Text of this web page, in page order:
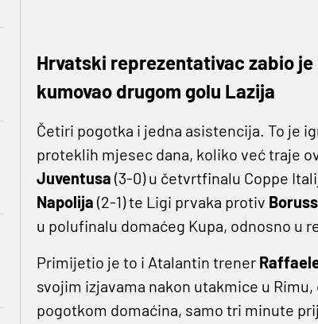
Hrvatski reprezentativac zabio
kumovao drugom golu Lazija
Četiri pogotka i jedna asistencija. To je
proteklih mjesec dana, koliko već traje
Juventusa (3-0) u četvrtfinalu Coppe
Napolija (2-1) te Ligi prvaka protiv
u polufinalu domaćeg Kupa, odnosno u
Primijetio je to i Atalantin trener
svojim izjavama nakon utakmice u
pogotkom domaćina, samo tri minute